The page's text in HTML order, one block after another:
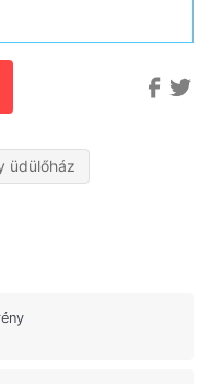
üdülőház